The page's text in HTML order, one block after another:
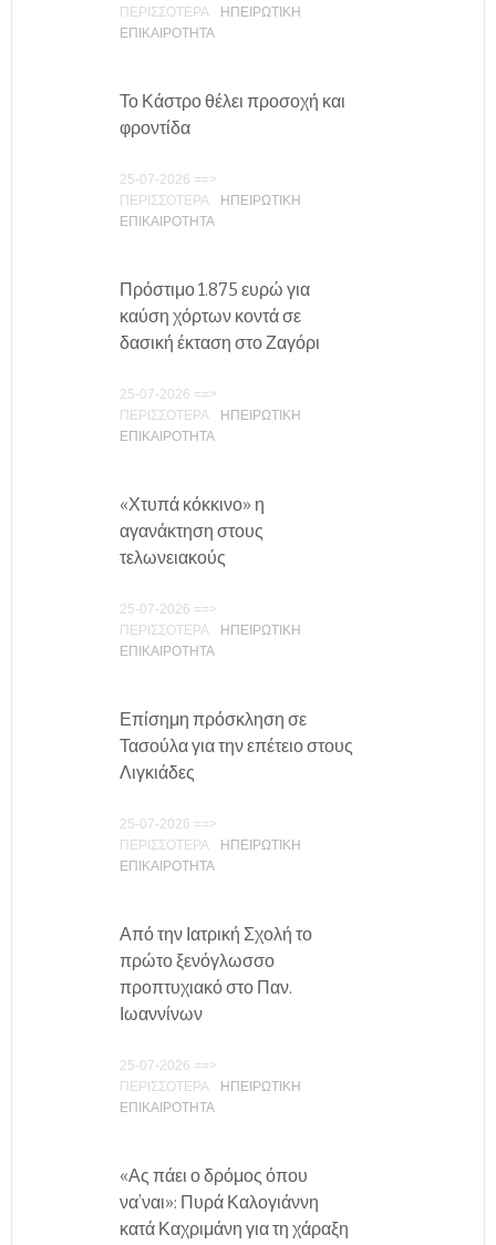
ΠΕΡΙΣΣΟΤΕΡΑ
ΗΠΕΙΡΩΤΙΚΗ
ΕΠΙΚΑΙΡΟΤΗΤΑ
Το Κάστρο θέλει προσοχή και
φροντίδα
25-07-2026 ==>
ΠΕΡΙΣΣΟΤΕΡΑ
ΗΠΕΙΡΩΤΙΚΗ
ΕΠΙΚΑΙΡΟΤΗΤΑ
Πρόστιμο 1.875 ευρώ για
καύση χόρτων κοντά σε
δασική έκταση στο Ζαγόρι
25-07-2026 ==>
ΠΕΡΙΣΣΟΤΕΡΑ
ΗΠΕΙΡΩΤΙΚΗ
ΕΠΙΚΑΙΡΟΤΗΤΑ
«Χτυπά κόκκινο» η
αγανάκτηση στους
τελωνειακούς
25-07-2026 ==>
ΠΕΡΙΣΣΟΤΕΡΑ
ΗΠΕΙΡΩΤΙΚΗ
ΕΠΙΚΑΙΡΟΤΗΤΑ
Επίσημη πρόσκληση σε
Τασούλα για την επέτειο στους
Λιγκιάδες
25-07-2026 ==>
ΠΕΡΙΣΣΟΤΕΡΑ
ΗΠΕΙΡΩΤΙΚΗ
ΕΠΙΚΑΙΡΟΤΗΤΑ
Από την Ιατρική Σχολή το
πρώτο ξενόγλωσσο
προπτυχιακό στο Παν.
Ιωαννίνων
25-07-2026 ==>
ΠΕΡΙΣΣΟΤΕΡΑ
ΗΠΕΙΡΩΤΙΚΗ
ΕΠΙΚΑΙΡΟΤΗΤΑ
«Ας πάει ο δρόμος όπου
να’ναι»: Πυρά Καλογιάννη
κατά Καχριμάνη για τη χάραξη